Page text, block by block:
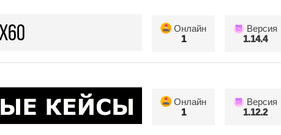
Онлайн
1
Версия
1.14.4
Онлайн
1
Версия
1.12.2